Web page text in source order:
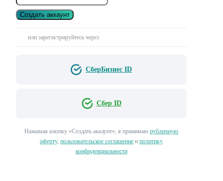
Создать аккаунт
или зарегистрируйтесь через
СберБизнес ID
Сбер ID
Нажимая кнопку «Создать аккаунт», я принимаю публичную
оферту, пользовательское соглашение и политику
конфиденциальности